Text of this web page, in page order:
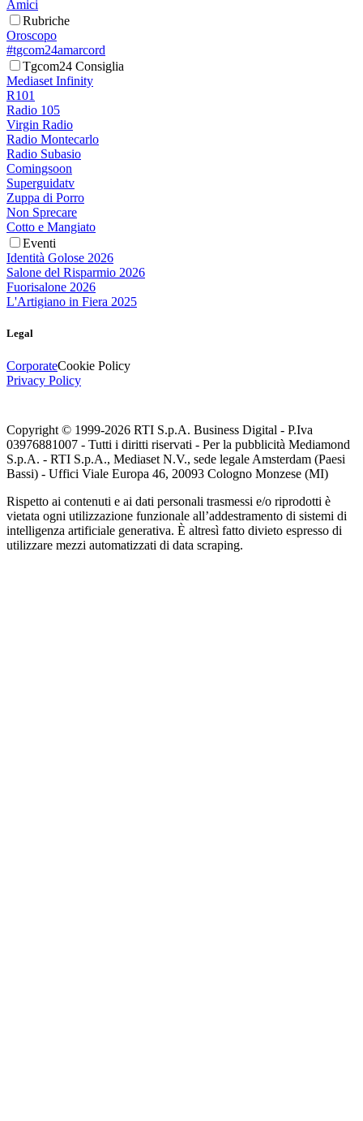
Amici
Rubriche
Oroscopo
#tgcom24amarcord
Tgcom24 Consiglia
Mediaset Infinity
R101
Radio 105
Virgin Radio
Radio Montecarlo
Radio Subasio
Comingsoon
Superguidatv
Zuppa di Porro
Non Sprecare
Cotto e Mangiato
Eventi
Identità Golose 2026
Salone del Risparmio 2026
Fuorisalone 2026
L'Artigiano in Fiera 2025
Legal
CorporateCookie Policy
Privacy Policy
Copyright © 1999-2026 RTI S.p.A. Business Digital - P.Iva
03976881007 - Tutti i diritti riservati - Per la pubblicità Mediamond
S.p.A. - RTI S.p.A., Mediaset N.V., sede legale Amsterdam (Paesi
Bassi) - Uffici Viale Europa 46, 20093 Cologno Monzese (MI)
Rispetto ai contenuti e ai dati personali trasmessi e/o riprodotti è
vietata ogni utilizzazione funzionale all’addestramento di sistemi di
intelligenza artificiale generativa. È altresì fatto divieto espresso di
utilizzare mezzi automatizzati di data scraping.